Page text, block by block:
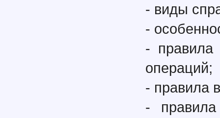
- виды
-
- правила
операций;
- правила
-